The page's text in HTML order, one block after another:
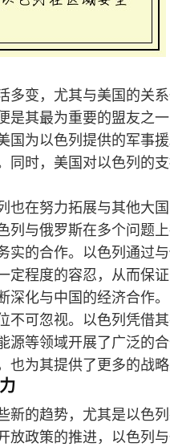
多变，尤其与美国的关
其最为重要的盟友之一
为以色列提供的军事援
同时，美国对以色列的
也在努力拓展与其他大
列与俄罗斯在多个问题
的合作。以色列通过与
程度的容忍，从而保证
深化与中国的经济合作
不可忽视。以色列凭借
源等领域开展了广泛的
为其提供了更多的战略
新的趋势，尤其是以色
放政策的推进，以色列